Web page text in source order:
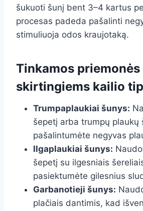
šukuoti šunį bent 3–4 kartus
procesas padeda pašalinti
stimuliuoja odos kraujotaką.
Tinkamos priemonės
skirtingiems kailio
Trumpaplaukiai šunys:
šepetį arba trumpų plaukų
pašalintumėte negyvas
Ilgaplaukiai šunys:
šepetį su ilgesniais
pasiektumėte gilesnius
Garbanotieji šunys:
plačiais dantimis, kad